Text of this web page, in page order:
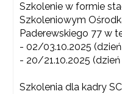
Szkolenie w formie
Szkoleniowym
Paderewskiego 77 w
- 02/03.10.2025 (dzień
- 20/21.10.2025 (dzień
Szkolenia dla kadry